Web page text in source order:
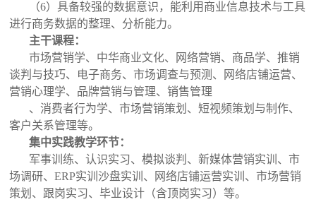
（6）具备较强的数据意识，能利用商业信息技术与工具
进行商务数据的整理、分析能力。
主干课程：
市场营销学、中华商业文化、网络营销、商品学、推销
谈判与技巧、电子商务、市场调查与预测、网络店铺运营、
营销心理学、品牌营销与管理、销售管理
、消费者行为学、市场营销策划、短视频策划与制作、
客户关系管理等。
集中实践教学环节：
军事训练、认识实习、模拟谈判、新媒体营销实训、市
场调研、ERP实训沙盘实训、网络店铺运营实训、市场营销
策划、跟岗实习、毕业设计（含顶岗实习）等。